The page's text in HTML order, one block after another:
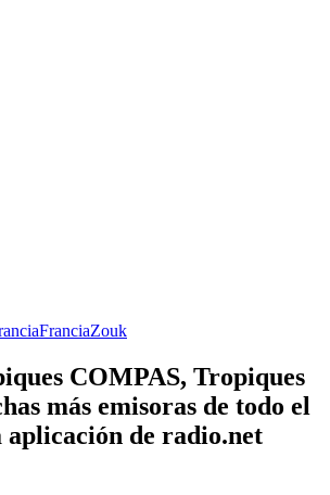
FranciaZouk
COMPAS, Tropiques
más emisoras de todo el
aplicación de radio.net